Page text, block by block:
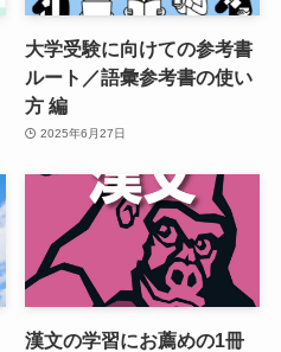
大学受験に向けての参考書
ルート／語彙参考書の使い
方 編
2025年6月27日
漢文の学習にお薦めの1冊